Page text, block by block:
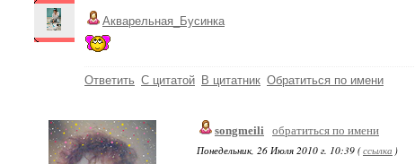
Акварельная_Бусинка
Ответить С цитатой В цитатник Обратиться по имени
songmeili обратиться по имени
Понедельник, 26 Июля 2010 г. 10:39 (ссылка )